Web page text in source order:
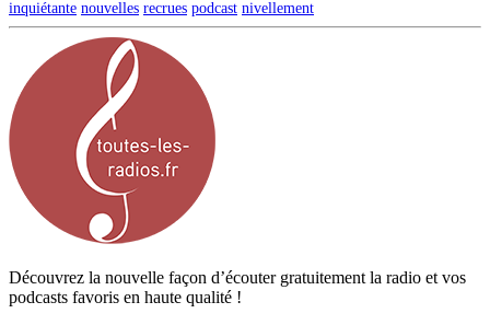
inquiétante nouvelles recrues podcast nivellement
Découvrez la nouvelle façon d’écouter gratuitement la radio et vos
podcasts favoris en haute qualité !